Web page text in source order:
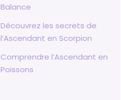
Balance
Découvrez les secrets de
l’Ascendant en Scorpion
Comprendre l’Ascendant en
Poissons